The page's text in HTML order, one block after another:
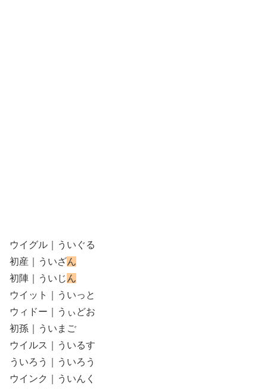
ウイグル｜ういぐる
初産｜ういざん
初陣｜ういじ ん
ウイット｜ういっと
ウィドー｜うぃどお
初孫｜ういまご
ウイルス｜ういるす
ういろう｜ういろう
ウインク｜ういんく